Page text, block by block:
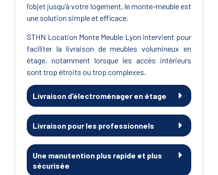
l’objet jusqu’à votre logement, le monte-meuble est
une solution simple et efficace.
STHN Location Monte Meuble Lyon intervient pour
faciliter la livraison de meubles volumineux en
étage, notamment lorsque les accès intérieurs
sont trop étroits ou trop complexes.
Livraison d’électroménager en étage
Livraison pour les professionnels
Une manutention plus rapide et plus
sécurisée